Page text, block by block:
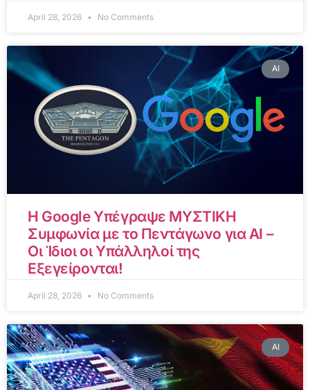
April 28, 2026 No Comments
AI
Η Google Υπέγραψε ΜΥΣΤΙΚΗ
Συμφωνία με το Πεντάγωνο για AI –
Οι Ίδιοι οι Υπάλληλοί της
Εξεγείρονται!
April 28, 2026 No Comments
AI